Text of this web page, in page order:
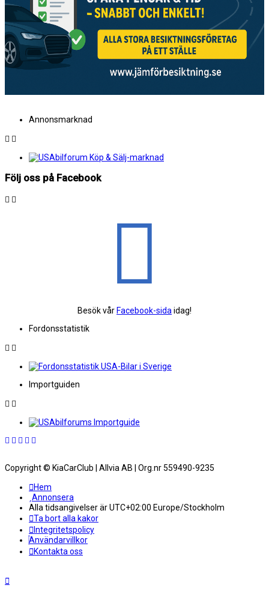
Annonsmarknad
Följ oss på Facebook
Besök vår Facebook-sida idag!
Fordonsstatistik
Importguiden
Copyright © KiaCarClub | Allvia AB | Org.nr 559490-9235
Hem
Annonsera
Alla tidsangivelser är UTC+02:00 Europe/Stockholm
Ta bort alla kakor
Integritetspolicy
Användarvillkor
Kontakta oss